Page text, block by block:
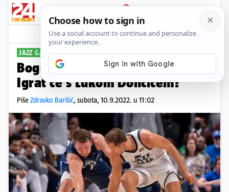
PRIJAVA
Sport Komentari
JAZZ GA ŽELI RAZMIJENITI
Bogdanović će dobiti novi klub:
Igrat će s Lukom Dončićem?
PišeZdravko Barišić, subota, 10.9.2022. u 11:02